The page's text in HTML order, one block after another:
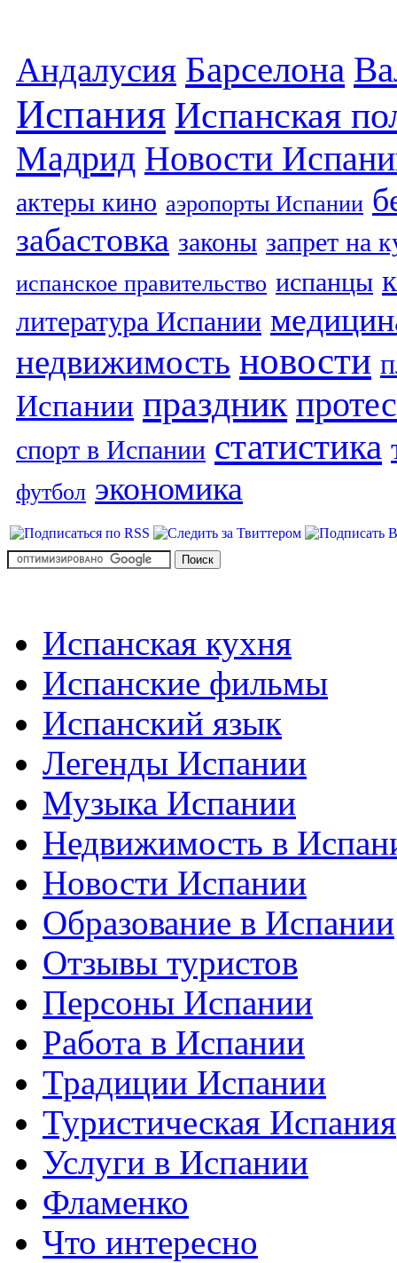
Андалусия Барселона
Испания Испанская
Мадрид Новости
актеры кино аэропорты Испании
забастовка законы запрет на
испанское правительство испанцы
литература Испании
недвижимость новости
Испании праздник
спорт в Испании статистика
футбол экономика
Испанская кухня
Испанские фильмы
Испанский язык
Легенды Испании
Музыка Испании
Недвижимость в
Новости Испании
Образование в Испании
Отзывы туристов
Персоны Испании
Работа в Испании
Традиции Испании
Туристическая Испания
Услуги в Испании
Фламенко
Что интересно